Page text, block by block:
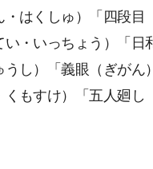
はくしゅ）「四段目
・いっちょう）「日
し）「義眼（ぎがん
もすけ）「五人廻